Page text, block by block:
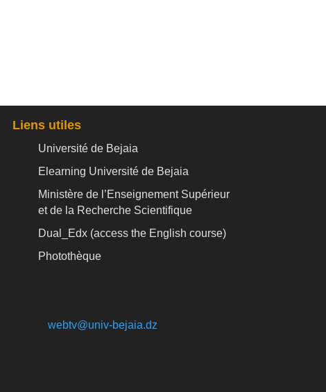
Liens utiles
Université de Bejaia
Elearning Université de Bejaia
Ministère de l’Enseignement Supérieur
et de la Recherche Scientifique
Dual_Edx (access the English course)
Photothèque
webtv@univ-bejaia.dz